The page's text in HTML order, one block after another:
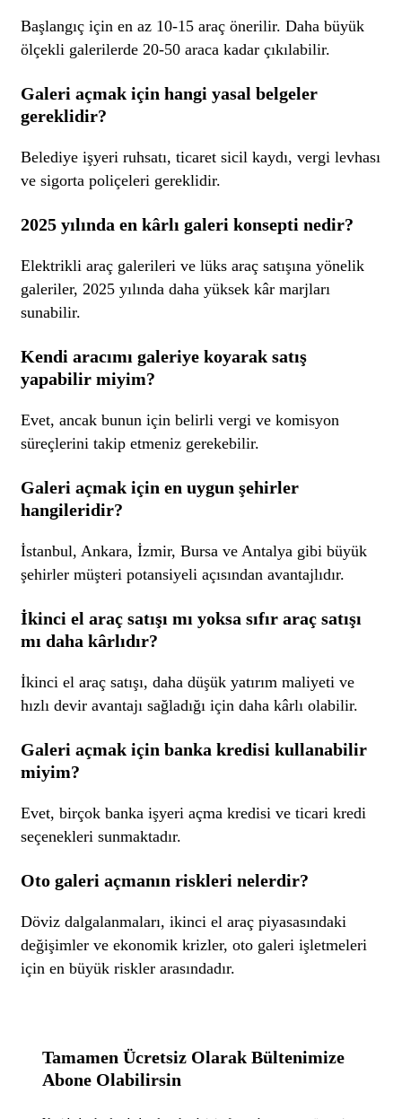
Başlangıç için en az 10-15 araç önerilir. Daha büyük
ölçekli galerilerde 20-50 araca kadar çıkılabilir.
Galeri açmak için hangi yasal belgeler
gereklidir?
Belediye işyeri ruhsatı, ticaret sicil kaydı, vergi levhası
ve sigorta poliçeleri gereklidir.
2025 yılında en kârlı galeri konsepti nedir?
Elektrikli araç galerileri ve lüks araç satışına yönelik
galeriler, 2025 yılında daha yüksek kâr marjları
sunabilir.
Kendi aracımı galeriye koyarak satış
yapabilir miyim?
Evet, ancak bunun için belirli vergi ve komisyon
süreçlerini takip etmeniz gerekebilir.
Galeri açmak için en uygun şehirler
hangileridir?
İstanbul, Ankara, İzmir, Bursa ve Antalya gibi büyük
şehirler müşteri potansiyeli açısından avantajlıdır.
İkinci el araç satışı mı yoksa sıfır araç satışı
mı daha kârlıdır?
İkinci el araç satışı, daha düşük yatırım maliyeti ve
hızlı devir avantajı sağladığı için daha kârlı olabilir.
Galeri açmak için banka kredisi kullanabilir
miyim?
Evet, birçok banka işyeri açma kredisi ve ticari kredi
seçenekleri sunmaktadır.
Oto galeri açmanın riskleri nelerdir?
Döviz dalgalanmaları, ikinci el araç piyasasındaki
değişimler ve ekonomik krizler, oto galeri işletmeleri
için en büyük riskler arasındadır.
Tamamen Ücretsiz Olarak Bültenimize
Abone Olabilirsin